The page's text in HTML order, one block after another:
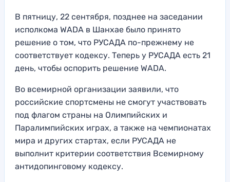
В пятницу, 22 сентября, позднее на заседании
исполкома WADA в Шанхае было принято
решение о том, что РУСАДА по-прежнему не
соответствует кодексу. Теперь у РУСАДА есть 21
день, чтобы оспорить решение WADA.
Во всемирной организации заявили, что
российские спортсмены не смогут участвовать
под флагом страны на Олимпийских и
Паралимпийских играх, а также на чемпионатах
мира и других стартах, если РУСАДА не
выполнит критерии соответствия Всемирному
антидопинговому кодексу.